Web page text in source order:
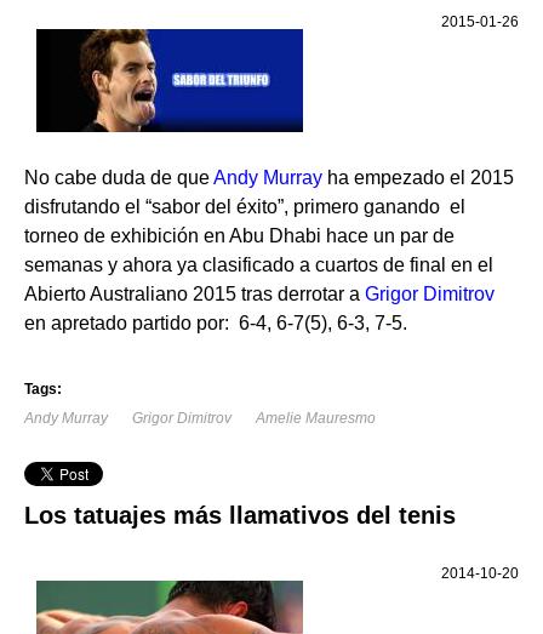
2015-01-26
No cabe duda de queAndy Murray ha empezado el 2015
disfrutando el “sabor del éxito”, primero ganando el
torneo de exhibición en Abu Dhabi hace un par de
semanas y ahora ya clasificado a cuartos de final en el
Abierto Australiano 2015 tras derrotar a Grigor Dimitrov
en apretado partido por: 6-4, 6-7(5), 6-3, 7-5.
Tags:
Andy Murray
Grigor Dimitrov Amelie Mauresmo
Los tatuajes más llamativos del tenis
2014-10-20